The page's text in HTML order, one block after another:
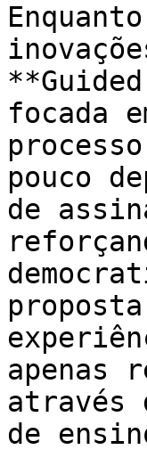
focada
pouco
de
apenas
através
de